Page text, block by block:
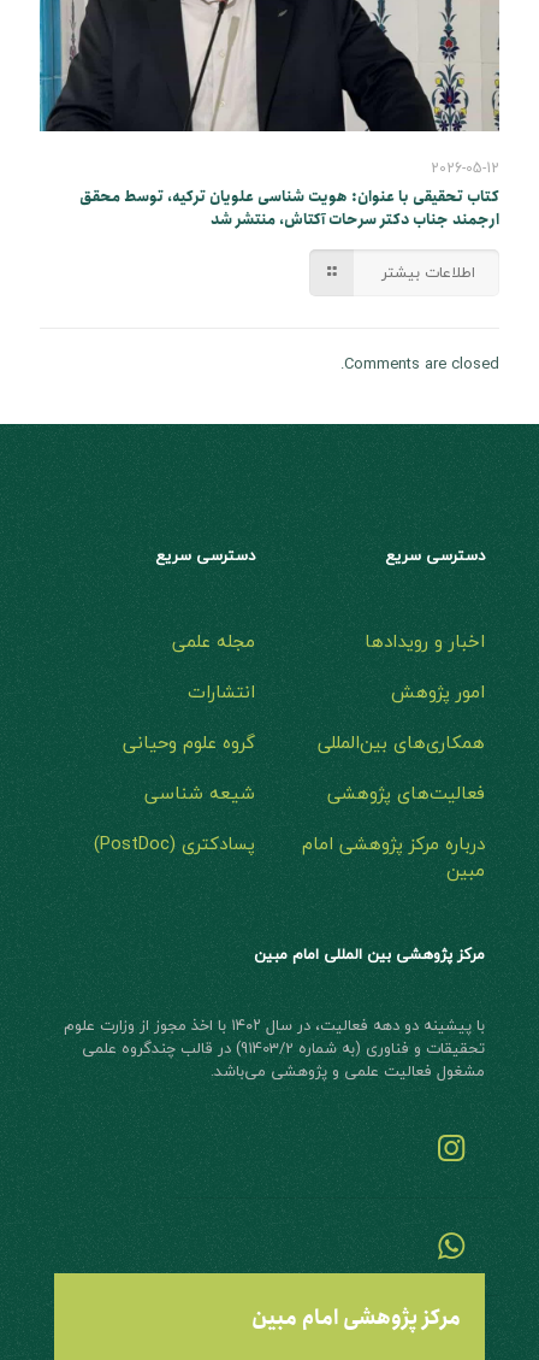
2026-05-12
کتاب تحقیقی با عنوان: هویت شناسی علویان ترکیه، توسط محقق
ارجمند جناب دکتر سرحات آکتاش، منتشر شد
اطلاعات بیشتر
Comments are closed.
دسترسی سریع
اخبار و رویدادها
امور پژوهش
همکاری‌های بین‌المللی
فعالیت‌های پژوهشی
درباره مرکز پژوهشی امام
مبین
دسترسی سریع
مجله علمی
انتشارات
گروه علوم وحیانی
شیعه شناسی
پسادکتری (PostDoc)
مرکز پژوهشی بین المللی امام مبین
با پیشینه دو دهه فعالیت، در سال ۱۴۰۲ با اخذ مجوز از وزارت علوم
تحقیقات و فناوری (به شماره 91403/2) در قالب چند‌گروه علمی
مشغول فعالیت علمی و پژوهشی می‌باشد.
مرکز پژوهشی امام مبین